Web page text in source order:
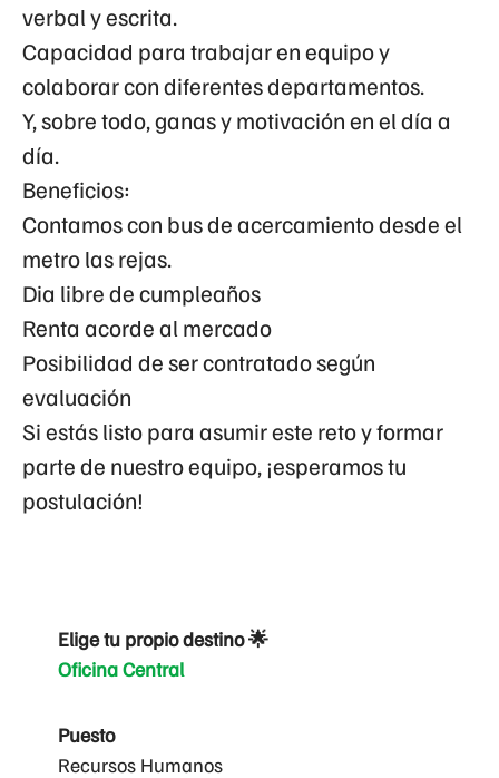
verbal y escrita.
Capacidad para trabajar en equipo y
colaborar con diferentes departamentos.
Y, sobre todo, ganas y motivación en el día a
día.
Beneficios:
Contamos con bus de acercamiento desde el
metro las rejas.
Dia libre de cumpleaños
Renta acorde al mercado
Posibilidad de ser contratado según
evaluación
Si estás listo para asumir este reto y formar
parte de nuestro equipo, ¡esperamos tu
postulación!
Elige tu propio destino 🌟
Oficina Central
Puesto
Recursos Humanos